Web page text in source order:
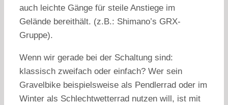
auch leichte Gänge für steile Anstiege im
Gelände bereithält. (z.B.: Shimano’s GRX-
Gruppe).
Wenn wir gerade bei der Schaltung sind:
klassisch zweifach oder einfach? Wer sein
Gravelbike beispielsweise als Pendlerrad oder im
Winter als Schlechtwetterrad nutzen will, ist mit